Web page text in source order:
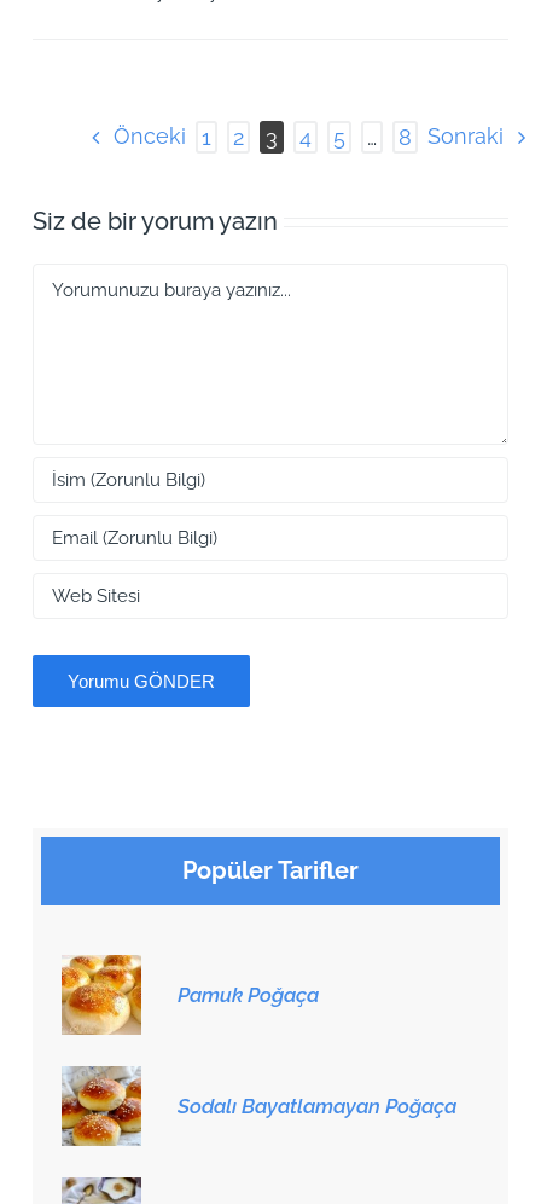
Önceki 1 2 3 4 5 … 8 Sonraki
Siz de bir yorum yazın
Popüler Tarifler
Pamuk Poğaça
Sodalı Bayatlamayan Poğaça